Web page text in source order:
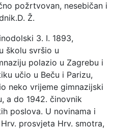
požrtvovan, nesebičan i
D. Ž.
3. I. 1893,
školu svršio u
polazio u Zagrebu i
učio u Beču i Parizu,
neko vrijeme gimnazijski
a do 1942. činovnik
poslova. U novinama i
prosvjeta Hrv. smotra,